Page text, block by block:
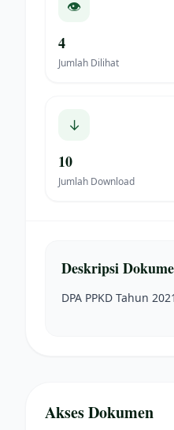
👁
4
Jumlah Dilihat
↓
10
Jumlah Download
Deskripsi
DPA PPKD Tahun 2021
Akses Dokumen